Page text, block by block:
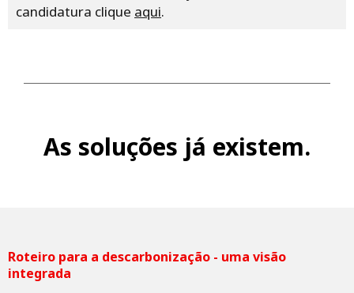
candidatura clique aqui.
As soluções já existem.
Roteiro para a descarbonização - uma visão
integrada